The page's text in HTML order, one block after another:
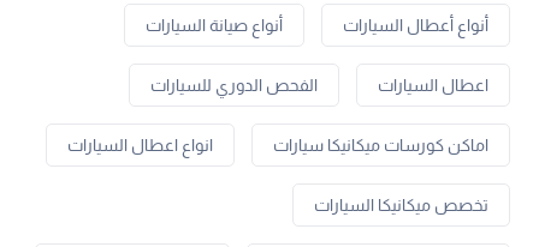
أنواع أعطال السيارات أنواع صيانة السيارات
اعطال السيارات الفحص الدوري للسيارات
اماكن كورسات ميكانيكا سيارات انواع اعطال السيارات
تخصص ميكانيكا السيارات